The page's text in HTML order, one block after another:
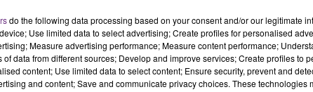
do the following data processing based on your consent and/or our legitimate
Use limited data to select advertising; Create profiles for personalised
Measure advertising performance; Measure content performance;
of data from different sources; Develop and improve services; Create profiles to
content; Use limited data to select content; Ensure security, prevent and
and content; Save and communicate privacy choices. These technologies